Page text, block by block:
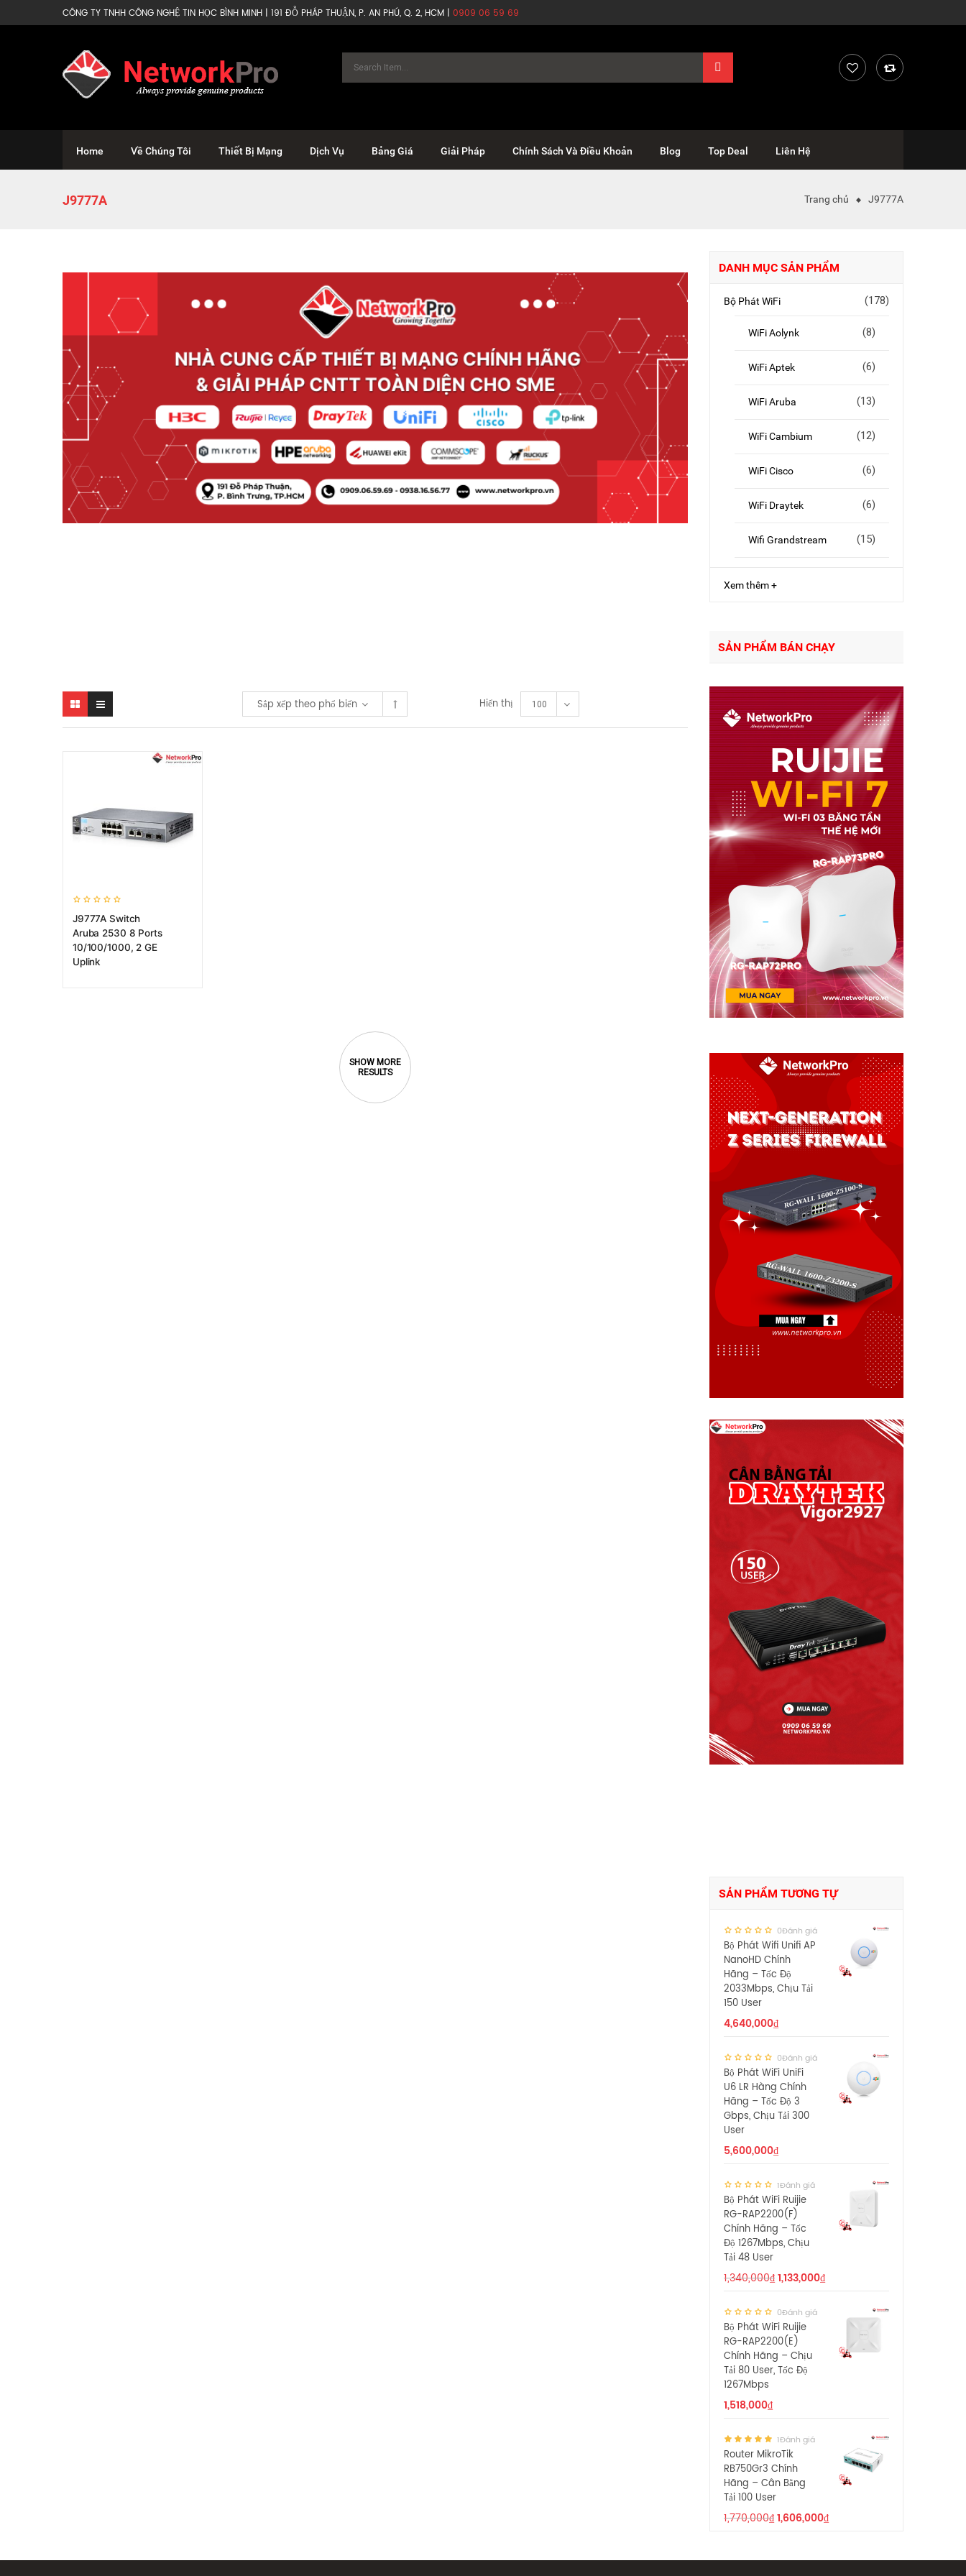
CÔNG TY TNHH CÔNG NGHỆ TIN HỌC BÌNH MINH | 191 ĐỖ PHÁP THUẬN, P. AN PHÚ, Q. 2, HCM | 0909 06 59 69
Home Về Chúng Tôi Thiết Bị Mạng Dịch Vụ Bảng Giá Giải Pháp Chính Sách Và Điều Khoản Blog Top Deal Liên Hệ
J9777A Trang chủ J9777A
Sắp xếp theo phổ biến Hiển thị 100
J9777A Switch
Aruba 2530 8 Ports
10/100/1000, 2 GE
Uplink
DANH MỤC SẢN PHẨM
Bộ Phát WiFi (178)
WiFi Aolynk (8)
WiFi Aptek (6)
WiFi Aruba (13)
WiFi Cambium (12)
WiFi Cisco (6)
WiFi Draytek (6)
Wifi Grandstream (15)
Xem thêm +
SẢN PHẨM BÁN CHẠY
SẢN PHẨM TƯƠNG TỰ
0Đánh giá
Bộ Phát Wifi Unifi AP
NanoHD Chính
Hãng – Tốc Độ
2033Mbps, Chịu Tải
150 User
4,640,000₫
0Đánh giá
Bộ Phát WiFi UniFi
U6 LR Hàng Chính
Hãng – Tốc Độ 3
Gbps, Chịu Tải 300
User
5,600,000₫
1Đánh giá
Bộ Phát WiFi Ruijie
RG-RAP2200(F)
Chính Hãng – Tốc
Độ 1267Mbps, Chịu
Tải 48 User
1,340,000₫1,133,000₫
0Đánh giá
Bộ Phát WiFi Ruijie
RG-RAP2200(E)
Chính Hãng – Chịu
Tải 80 User, Tốc Độ
1267Mbps
1,518,000₫
1Đánh giá
Router MikroTik
RB750Gr3 Chính
Hãng – Cân Bằng
Tải 100 User
1,770,000₫1,606,000₫